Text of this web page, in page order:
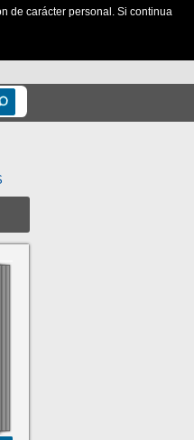
de carácter personal. Si continua